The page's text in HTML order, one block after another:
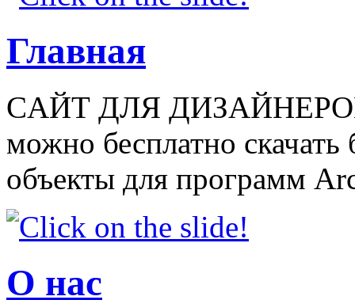
Главная
CАЙТ ДЛЯ
можно бесплатно
объекты для программ
О нас